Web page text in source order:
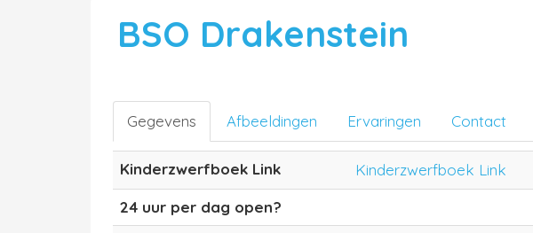
BSO Drakenstein
Gegevens Afbeeldingen Ervaringen Contact
Kinderzwerfboek Link
Kinderzwerfboek Link
24 uur per dag open?